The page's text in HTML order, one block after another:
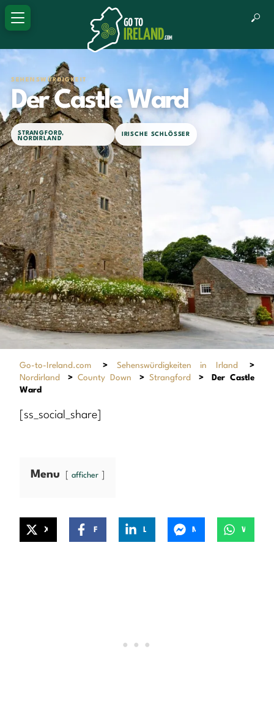
SEHENSWÜRDIGKEIT
Der Castle Ward
STRANGFORD,
NORDIRLAND
IRISCHE SCHLÖSSER
Go-to-Ireland.com > Sehenswürdigkeiten in Irland
>
Nordirland
> County Down > Strangford >
Der Castle
Ward
[ss_social_share]
Menu afficher